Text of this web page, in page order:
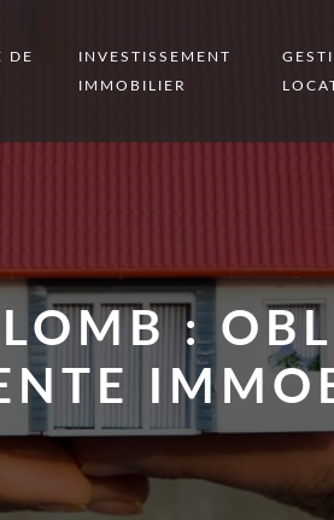
DE
INVESTISSEMENT
IMMOBILIER
: